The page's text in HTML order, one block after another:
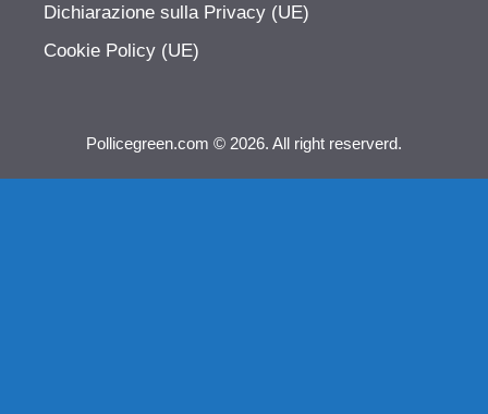
Dichiarazione sulla Privacy (UE)
Cookie Policy (UE)
Pollicegreen.com © 2026. All right reserverd.